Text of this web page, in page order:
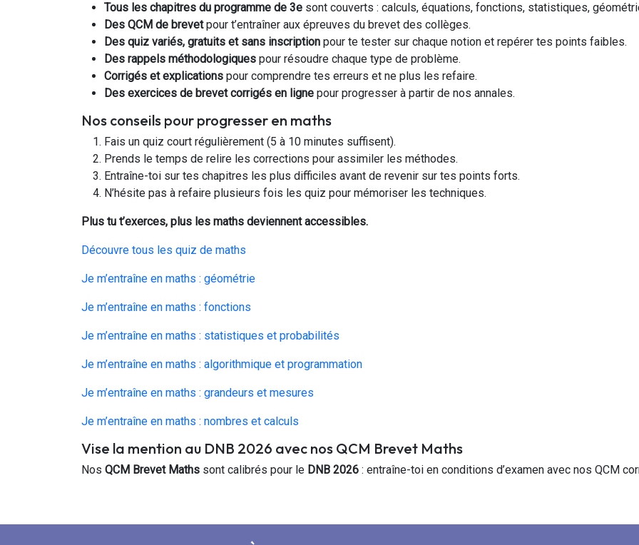
Tous les chapitres du programme de 3e sont couverts : calculs, équations, fonctions, statistiques,
Des QCM de brevetpour t’entraîner aux épreuves du brevet des collèges.
Des quiz variés, gratuits et sans inscription pour te tester sur chaque notion et repérer tes points faibles.
Des rappels méthodologiques pour résoudre chaque type de problème.
Corrigés et explications pour comprendre tes erreurs et ne plus les refaire.
Des exercices de brevet corrigés en ligne pour progresser à partir de nos annales.
Nos conseils pour progresser en maths
Fais un quiz court régulièrement (5 à 10 minutes suffisent).
Prends le temps de relire les corrections pour assimiler les méthodes.
Entraîne-toi sur tes chapitres les plus difficiles avant de revenir sur tes points forts.
N’hésite pas à refaire plusieurs fois les quiz pour mémoriser les techniques.
Plus tu t’exerces, plus les maths deviennent accessibles.
Découvre tous les quiz de maths
Je m’entraîne en maths : géométrie
Je m’entraîne en maths : fonctions
Je m’entraîne en maths : statistiques et probabilités
Je m’entraîne en maths : algorithmique et programmation
Je m’entraîne en maths : grandeurs et mesures
Je m’entraîne en maths : nombres et calculs
Vise la mention au DNB 2026 avec nos QCM Brevet Maths
Nos QCM Brevet Maths sont calibrés pour le DNB 2026 : entraîne-toi en conditions d’examen avec nos QCM